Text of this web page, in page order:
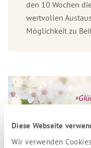
Diese Webseite
Wir verwenden
den 10 Wochen
wertvollen
Möglichkeit zu